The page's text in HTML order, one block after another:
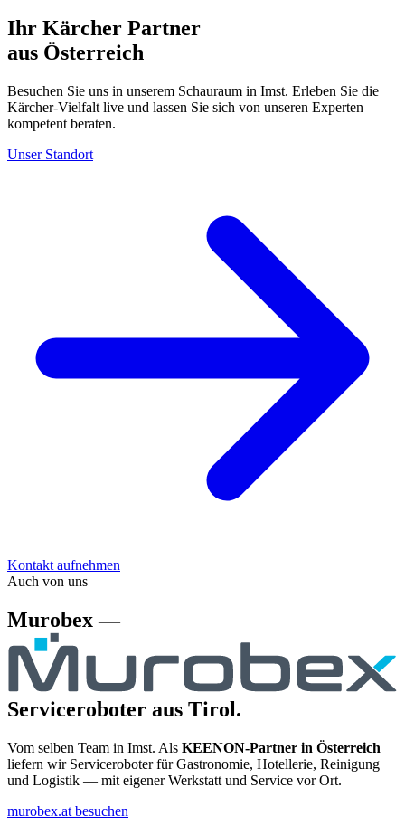
Ihr Kärcher Partner
aus Österreich
Besuchen Sie uns in unserem Schauraum in Imst. Erleben Sie die
Kärcher-Vielfalt live und lassen Sie sich von unseren Experten
kompetent beraten.
Unser Standort
Kontakt aufnehmen
Auch von uns
Murobex —
Serviceroboter aus Tirol.
Vom selben Team in Imst. Als KEENON-Partner in Österreich
liefern wir Serviceroboter für Gastronomie, Hotellerie, Reinigung
und Logistik — mit eigener Werkstatt und Service vor Ort.
murobex.at besuchen